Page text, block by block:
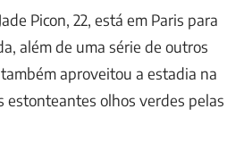
Picon, 22, está em Paris para
além de uma série de outros
aproveitou a estadia na
estonteantes olhos verdes pelas